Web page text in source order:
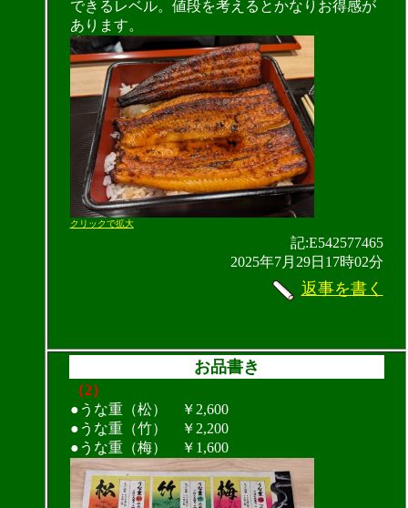
できるレベル。値段を考えるとかなりお得感が
あります。
クリックで拡大
記:E542577465
2025年7月29日17時02分
返事を書く
お品書き
（2）
●うな重（松） ￥2,600
●うな重（竹） ￥2,200
●うな重（梅） ￥1,600